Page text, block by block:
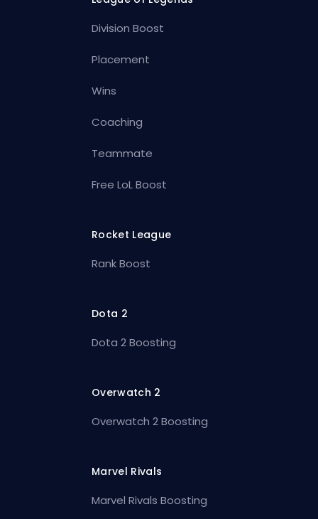
Division Boost
Placement
Wins
Coaching
Teammate
Free LoL Boost
Rocket League
Rank Boost
Dota 2
Dota 2 Boosting
Overwatch 2
Overwatch 2 Boosting
Marvel Rivals
Marvel Rivals Boosting